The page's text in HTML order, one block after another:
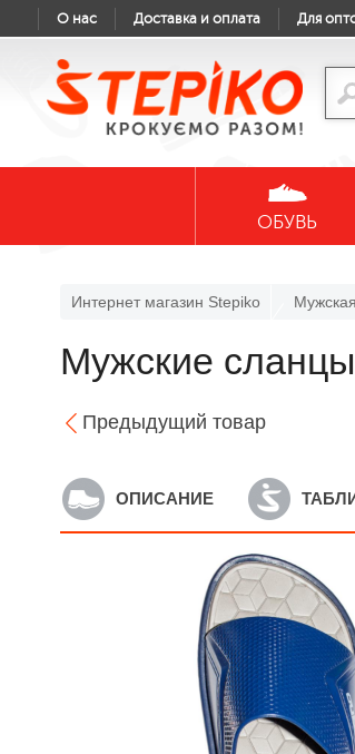
О нас Доставка и оплата Для
ОБУВЬ
Интернет магазин Stepiko
Мужские
Предыдущий товар
ОПИСАНИЕ